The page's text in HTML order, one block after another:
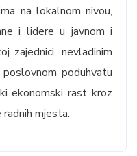
na lokalnom nivou,
i lidere u javnom i
zajednici, nevladinim
poduhvatu
ekonomski rast kroz
mjesta.